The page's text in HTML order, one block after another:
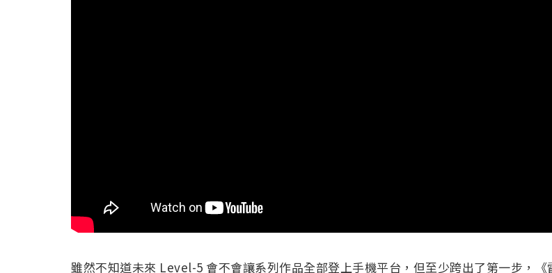
雖然不知道未來 Level-5 會不會讓系列作品全部登上手機平台，但至少跨出了第一步，《